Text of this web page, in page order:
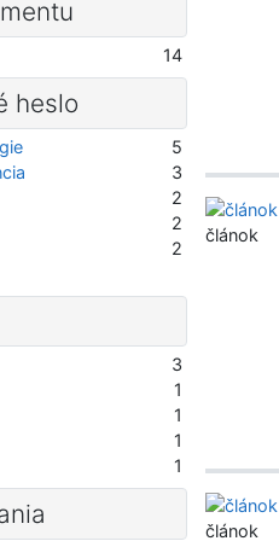
článok
článok
14
heslo
5
3
2
2
2
3
1
1
1
1